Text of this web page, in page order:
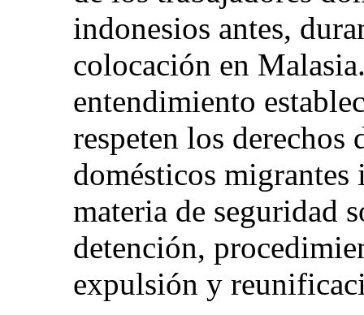
indonesios antes,
colocación en
entendimiento
respeten los derechos
domésticos
materia de seguridad
detención,
expulsión y